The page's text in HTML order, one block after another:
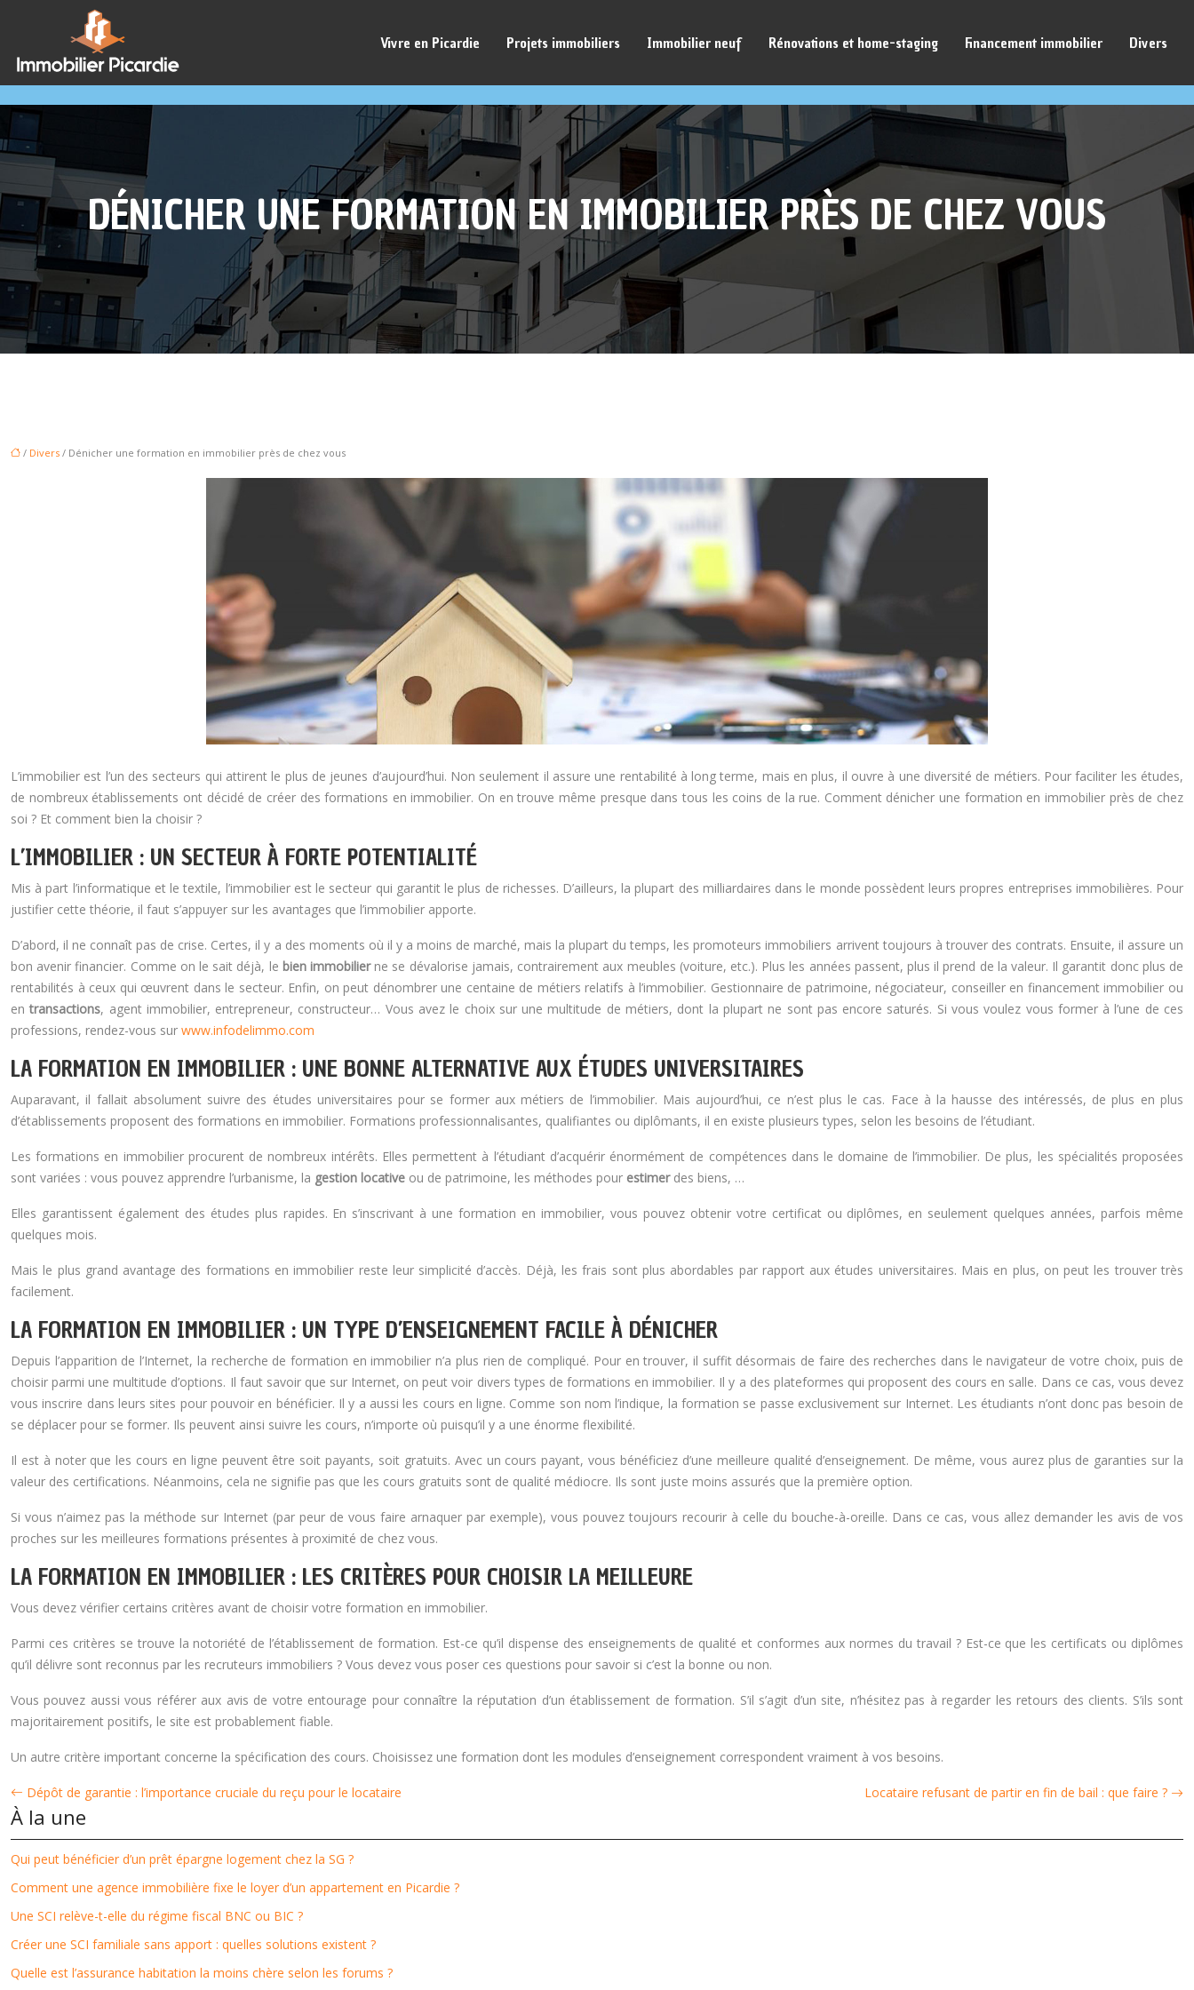
Vivre en Picardie Projets immobiliers Immobilier neuf Rénovations et home-staging Financement immobilier Divers
DÉNICHER UNE FORMATION EN IMMOBILIER PRÈS DE CHEZ VOUS
/ Divers / Dénicher une formation en immobilier près de chez vous
L’immobilier est l’un des secteurs qui attirent le plus de jeunes d’aujourd’hui. Non seulement il assure une rentabilité à long terme, mais en plus, il ouvre à une diversité de métiers. Pour faciliter les études,
de nombreux établissements ont décidé de créer des formations en immobilier. On en trouve même presque dans tous les coins de la rue. Comment dénicher une formation en immobilier près de chez
soi ? Et comment bien la choisir ?
L’IMMOBILIER : UN SECTEUR À FORTE POTENTIALITÉ
Mis à part l’informatique et le textile, l’immobilier est le secteur qui garantit le plus de richesses. D’ailleurs, la plupart des milliardaires dans le monde possèdent leurs propres entreprises immobilières. Pour
justifier cette théorie, il faut s’appuyer sur les avantages que l’immobilier apporte.
D’abord, il ne connaît pas de crise. Certes, il y a des moments où il y a moins de marché, mais la plupart du temps, les promoteurs immobiliers arrivent toujours à trouver des contrats. Ensuite, il assure un
bon avenir financier. Comme on le sait déjà, le bien immobilierne se dévalorise jamais, contrairement aux meubles (voiture, etc.). Plus les années passent, plus il prend de la valeur. Il garantit donc plus de
rentabilités à ceux qui œuvrent dans le secteur. Enfin, on peut dénombrer une centaine de métiers relatifs à l’immobilier. Gestionnaire de patrimoine, négociateur, conseiller en financement immobilier ou
en transactions, agent immobilier, entrepreneur, constructeur… Vous avez le choix sur une multitude de métiers, dont la plupart ne sont pas encore saturés. Si vous voulez vous former à l’une de ces
professions, rendez-vous sur www.infodelimmo.com
LA FORMATION EN IMMOBILIER : UNE BONNE ALTERNATIVE AUX ÉTUDES UNIVERSITAIRES
Auparavant, il fallait absolument suivre des études universitaires pour se former aux métiers de l’immobilier. Mais aujourd’hui, ce n’est plus le cas. Face à la hausse des intéressés, de plus en plus
d’établissements proposent des formations en immobilier. Formations professionnalisantes, qualifiantes ou diplômants, il en existe plusieurs types, selon les besoins de l’étudiant.
Les formations en immobilier procurent de nombreux intérêts. Elles permettent à l’étudiant d’acquérir énormément de compétences dans le domaine de l’immobilier. De plus, les spécialités proposées
sont variées : vous pouvez apprendre l’urbanisme, la gestion locative ou de patrimoine, les méthodes pour estimerdes biens, …
Elles garantissent également des études plus rapides. En s’inscrivant à une formation en immobilier, vous pouvez obtenir votre certificat ou diplômes, en seulement quelques années, parfois même
quelques mois.
Mais le plus grand avantage des formations en immobilier reste leur simplicité d’accès. Déjà, les frais sont plus abordables par rapport aux études universitaires. Mais en plus, on peut les trouver très
facilement.
LA FORMATION EN IMMOBILIER : UN TYPE D’ENSEIGNEMENT FACILE À DÉNICHER
Depuis l’apparition de l’Internet, la recherche de formation en immobilier n’a plus rien de compliqué. Pour en trouver, il suffit désormais de faire des recherches dans le navigateur de votre choix, puis de
choisir parmi une multitude d’options. Il faut savoir que sur Internet, on peut voir divers types de formations en immobilier. Il y a des plateformes qui proposent des cours en salle. Dans ce cas, vous devez
vous inscrire dans leurs sites pour pouvoir en bénéficier. Il y a aussi les cours en ligne. Comme son nom l’indique, la formation se passe exclusivement sur Internet. Les étudiants n’ont donc pas besoin de
se déplacer pour se former. Ils peuvent ainsi suivre les cours, n’importe où puisqu’il y a une énorme flexibilité.
Il est à noter que les cours en ligne peuvent être soit payants, soit gratuits. Avec un cours payant, vous bénéficiez d’une meilleure qualité d’enseignement. De même, vous aurez plus de garanties sur la
valeur des certifications. Néanmoins, cela ne signifie pas que les cours gratuits sont de qualité médiocre. Ils sont juste moins assurés que la première option.
Si vous n’aimez pas la méthode sur Internet (par peur de vous faire arnaquer par exemple), vous pouvez toujours recourir à celle du bouche-à-oreille. Dans ce cas, vous allez demander les avis de vos
proches sur les meilleures formations présentes à proximité de chez vous.
LA FORMATION EN IMMOBILIER : LES CRITÈRES POUR CHOISIR LA MEILLEURE
Vous devez vérifier certains critères avant de choisir votre formation en immobilier.
Parmi ces critères se trouve la notoriété de l’établissement de formation. Est-ce qu’il dispense des enseignements de qualité et conformes aux normes du travail ? Est-ce que les certificats ou diplômes
qu’il délivre sont reconnus par les recruteurs immobiliers ? Vous devez vous poser ces questions pour savoir si c’est la bonne ou non.
Vous pouvez aussi vous référer aux avis de votre entourage pour connaître la réputation d’un établissement de formation. S’il s’agit d’un site, n’hésitez pas à regarder les retours des clients. S’ils sont
majoritairement positifs, le site est probablement fiable.
Un autre critère important concerne la spécification des cours. Choisissez une formation dont les modules d’enseignement correspondent vraiment à vos besoins.
Dépôt de garantie : l’importance cruciale du reçu pour le locataire Locataire refusant de partir en fin de bail : que faire ?
À la une
Qui peut bénéficier d’un prêt épargne logement chez la SG ?
Comment une agence immobilière fixe le loyer d’un appartement en Picardie ?
Une SCI relève-t-elle du régime fiscal BNC ou BIC ?
Créer une SCI familiale sans apport : quelles solutions existent ?
Quelle est l’assurance habitation la moins chère selon les forums ?